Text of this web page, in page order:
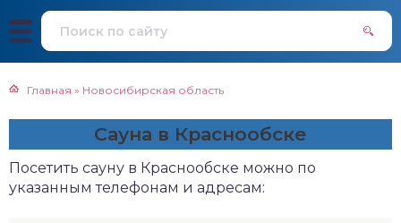
Главная » Новосибирская область
Сауна в Краснообске
Посетить сауну в Краснообске можно по
указанным телефонам и адресам: